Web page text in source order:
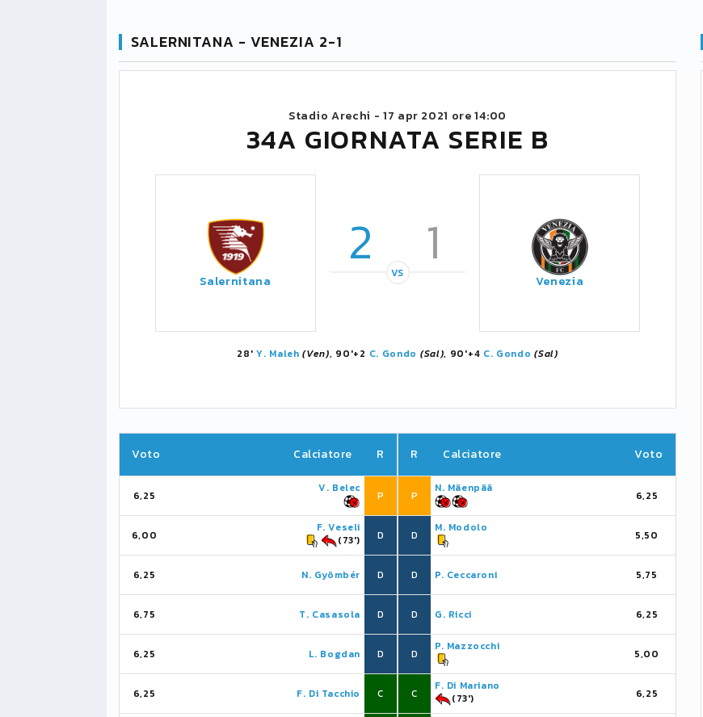
SALERNITANA - VENEZIA 2-1
Stadio Arechi -17 apr 2021 ore 14:00
34A GIORNATA SERIE B
Salernitana
2 1
VS Venezia
28'Y. Maleh (Ven), 90'+2 C. Gondo (Sal), 90'+4 C. Gondo (Sal)
Voto Calciatore R
6,25
V. Belec
P
6,00
F. Veseli
(73')
D
6,25 N. Gyömbér D
6,75 T. Casasola D
6,25 L. Bogdan D
6,25 F. Di Tacchio C
R Calciatore Voto
P
N. Mäenpää
6,25
D
M. Modolo
5,50
D P. Ceccaroni 5,75
D G. Ricci 6,25
D
P. Mazzocchi
5,00
C
F. Di Mariano
(73')
6,25